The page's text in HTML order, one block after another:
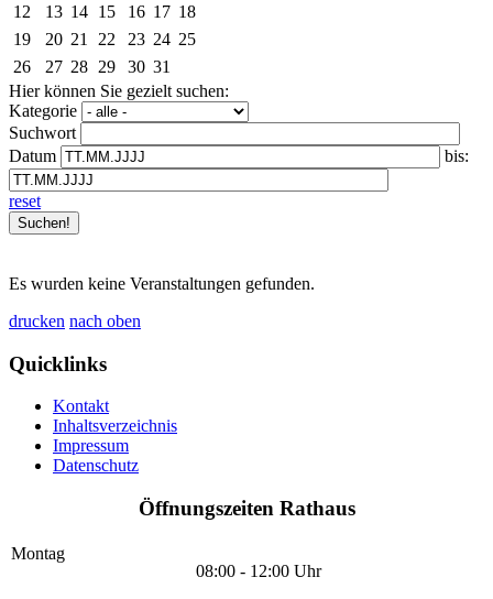
12
13 14 15 16 17 18
19
20 21 22 23 24 25
26
27 28 29 30 31
Hier können Sie gezielt suchen:
Kategorie
Suchwort
Datum
bis:
reset
Es wurden keine Veranstaltungen gefunden.
drucken nach oben
Quicklinks
Kontakt
Inhaltsverzeichnis
Impressum
Datenschutz
Öffnungszeiten Rathaus
Montag
08:00 - 12:00 Uhr